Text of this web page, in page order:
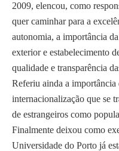
2009, elencou, como
quer caminhar para a
autonomia, a importância
exterior e estabelecimento
qualidade e transparência
Referiu ainda a importância
internacionalização que se
de estrangeiros como
Finalmente deixou como
Universidade do Porto já